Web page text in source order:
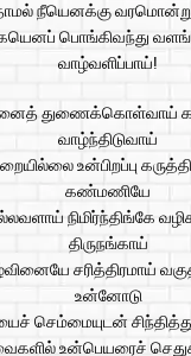
நீயெனக்கு
பொங்கிவந்து
வாழ்வளிப்பாய்!
துணைக்கொள்வாய்
வாழ்ந்திடுவாய்
உன்பிறப்பு
கண்மணியே
நிமிர்ந்திங்கே
திருநங்காய்
சரித்திரமாய்
உன்னோடு
செம்மையுடன் சிந்தித்து
உன்பெயரைச்